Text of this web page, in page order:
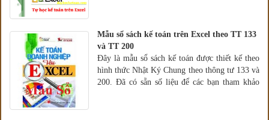
Mẫu sổ sách kế toán trên Excel theo TT 133
và TT 200
Đây là mẫu sổ sách kế toán được thiết kế theo
hình thức Nhật Ký Chung theo thông tư 133 và
200. Đã có sẵn số liệu để các bạn tham khảo